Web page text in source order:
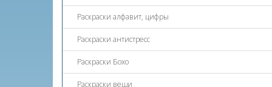
Раскраски алфавит, цифры
Раскраски антистресс
Раскраски Бохо
Раскраски вещи